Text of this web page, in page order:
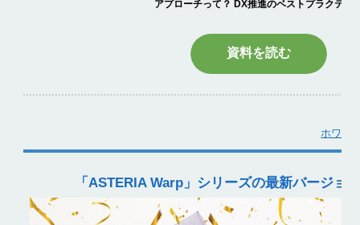
アプローチって？ DX推進のベストプラクティ
資料を読む
ホワイ
「ASTERIA Warp」シリーズの最新バージョ